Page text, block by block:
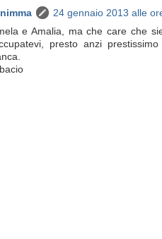
24 gennaio 2013 alle
e Amalia, ma che care che
presto anzi